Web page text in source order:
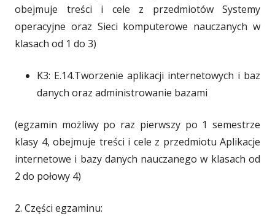
obejmuje treści i cele z przedmiotów Systemy
operacyjne oraz Sieci komputerowe nauczanych w
klasach od 1 do 3)
K3: E.14.Tworzenie aplikacji internetowych i baz
danych oraz administrowanie bazami
(egzamin możliwy po raz pierwszy po 1 semestrze
klasy 4, obejmuje treści i cele z przedmiotu Aplikacje
internetowe i bazy danych nauczanego w klasach od
2 do połowy 4)
2. Części egzaminu: